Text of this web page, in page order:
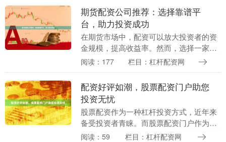
行为。线上炒股....
期货配资公司推荐：选择靠谱平
台，助力投资成功
在期货市场中，配资可以放大投资者的资
金规模，提高收益率。然而，选择一家靠
谱的期货配资公司至关重要，以保障资金
司的关键因素....
阅读：177 栏目：杠杆配资网
配资好评如潮，股票配资门户助您
投资无忧
股票配资作为一种杠杆投资方式，近年来
备受投资者青睐。而股票配资门户作为连
接投资者和配资公司的桥梁，在配资市场
阅读：59 栏目：杠杆配资网